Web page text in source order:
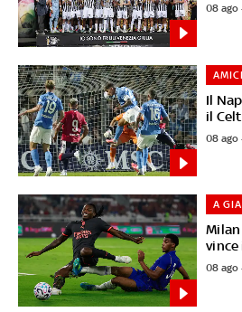
08 ago
Il
il
08 ago
vince
A
08 ago